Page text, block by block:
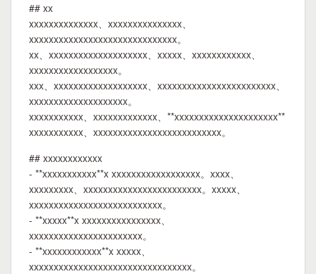
## xx
xxxxxxxxxxxxxx、xxxxxxxxxxxxxxx、
xxxxxxxxxxxxxxxxxxxxxxxxxxxxxx。
xx、xxxxxxxxxxxxxxxxxxxx、xxxxx、xxxxxxxxxxxx、
xxxxxxxxxxxxxxxxxx。
xxx、xxxxxxxxxxxxxxxxxxx、xxxxxxxxxxxxxxxxxxxxxxxx、
xxxxxxxxxxxxxxxxxxxx。
xxxxxxxxxxx、xxxxxxxxxxxxx、**xxxxxxxxxxxxxxxxxxxxx**
xxxxxxxxxxx、xxxxxxxxxxxxxxxxxxxxxxxxxx。
## xxxxxxxxxxxx
- **xxxxxxxxxxx**x xxxxxxxxxxxxxxxxxx。xxxx、
xxxxxxxxx、xxxxxxxxxxxxxxxxxxxxxxxx。xxxxx、
xxxxxxxxxxxxxxxxxxxxxxxxxxx。
- **xxxxx**x xxxxxxxxxxxxxxxx、
xxxxxxxxxxxxxxxxxxxxxxx。
- **xxxxxxxxxxxx**x xxxxx、
xxxxxxxxxxxxxxxxxxxxxxxxxxxxxxxxx。